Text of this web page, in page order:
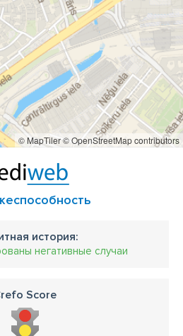
© MapTiler© OpenStreetMap contributors
история:
негативные случаи
Score